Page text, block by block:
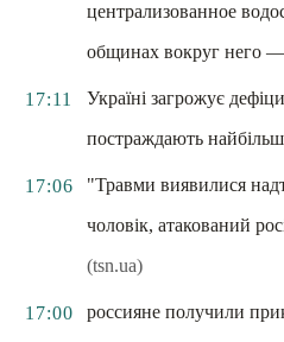
централизованное
общинах вокруг него
17:11
Україні загрожує
постраждають
17:06
"Травми виявилися
чоловік, атакований
(tsn.ua)
17:00
россияне получили